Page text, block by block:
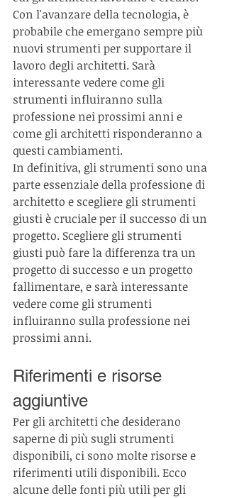
Con l'avanzare della tecnologia, è
probabile che emergano sempre più
nuovi strumenti per supportare il
lavoro degli architetti. Sarà
interessante vedere come gli
strumenti influiranno sulla
professione nei prossimi anni e
come gli architetti risponderanno a
questi cambiamenti.
In definitiva, gli strumenti sono una
parte essenziale della professione di
architetto e scegliere gli strumenti
giusti è cruciale per il successo di un
progetto. Scegliere gli strumenti
giusti può fare la differenza tra un
progetto di successo e un progetto
fallimentare, e sarà interessante
vedere come gli strumenti
influiranno sulla professione nei
prossimi anni.
Riferimenti e risorse
aggiuntive
Per gli architetti che desiderano
saperne di più sugli strumenti
disponibili, ci sono molte risorse e
riferimenti utili disponibili. Ecco
alcune delle fonti più utili per gli